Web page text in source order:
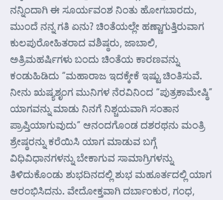
ನನ್ನಿಂದಾಗಿ ಈ ಸೂರ್ಯವಂಶ ನಿಂತು ಹೋಗಬಾರದು,
ಮುಂದೆ ನನ್ನ ಗತಿ ಏನು? ಚಿಂತೆಯಲ್ಲೇ ಹಣ್ಣಾಗುತ್ತಿರುವಾಗ
ಕುಲಪುರೋಹಿತರಾದ ವಶಿಷ್ಠರು, ಜಾಬಾಲಿ,
ಅತ್ರಿಮಹರ್ಷಿಗಳು ಬಂದು ಚಿಂತೆಯ ಕಾರಣವನ್ನು
ಕಂಡುಹಿಡಿದು “ಮಹಾರಾಜ ಇದಕ್ಕೇಕೆ ಇಷ್ಟು ಚಿಂತಿಸುವೆ.
ನೀನು ಋಷ್ಯಶೃಂಗ ಮುನಿಗಳ ನೆರವಿನಿಂದ “ಪುತ್ರಕಾಮೇಷ್ಠಿ”
ಯಾಗವನ್ನು ಮಾಡು ನಿನಗೆ ನಿಶ್ಚಯವಾಗಿ ಸಂತಾನ
ಪ್ರಾಪ್ತಿಯಾಗುವುದು” ಆನಂದಗೊಂಡ ದಶರಥನು ಮಂತ್ರಿ
ಶ್ರೇಷ್ಠರನ್ನು ಕರೆಯಿಸಿ ಯಾಗ ಮಾಡುವ ಬಗ್ಗೆ
ವಿಧಿವಿಧಾನಗಳನ್ನು ಬೇಕಾಗುವ ಸಾಮಾಗ್ರಿಗಳನ್ನು
ತಿಳಿದುಕೊಂಡು ಶುಭದಿನದಲ್ಲಿ ಶುಭ ಮಹೂರ್ತದಲ್ಲಿ ಯಾಗ
ಆರಂಭಿಸಿದನು. ವೇದೋಕ್ತವಾಗಿ ದರ್ಬಾಂಕುರ, ಗಂಧ,